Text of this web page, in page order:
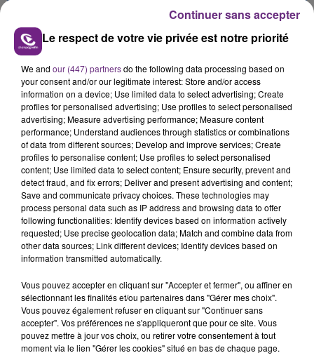
SI TOUT LE MONDE FAIT ÇA, MOI L'ANNÉE
PROCHAINE JE VENDANGE EN...
La vendange en Champagne a débuté ce jeudi 6
août dans la commune de Montgueux (Aube). Du
jamais vu !
L'INSPECTION DU TRAVAIL RAPPELLE À
L'ORDRE SUR LES CONDITIONS DE...
Alors que les dates de début des vendange 2026
s'est avéré être plus précoce que prévu,
l'inspection du Travail en profite pour rappeler
les conditions de...
TITRES DIFFUSÉS
Le respect de votre vie privée est notre priorité
We and our (447) partnersdo the following data processing based on
your consent and/or our legitimate interest: Store and/or access
information on a device; Use limited data to select advertising; Create
profiles for personalised advertising; Use profiles to select personalised
advertising; Measure advertising performance; Measure content
performance; Understand audiences through statistics or combinations
of data from different sources; Develop and improve services; Create
profiles to personalise content; Use profiles to select personalised
content; Use limited data to select content; Ensure security, prevent and
detect fraud, and fix errors; Deliver and present advertising and content;
Save and communicate privacy choices. These technologies may
process personal data such as IP address and browsing data to offer
following functionalities: Identify devices based on information actively
requested; Use precise geolocation data; Match and combine data from
other data sources; Link different devices; Identify devices based on
information transmitted automatically.
Vous pouvez accepter en cliquant sur "Accepter et fermer", ou affiner en
sélectionnant les finalités et/ou partenaires dans "Gérer mes choix".
Vous pouvez également refuser en cliquant sur "Continuer sans
accepter". Vos préférences ne s'appliqueront que pour ce site. Vous
pouvez mettre à jour vos choix, ou retirer votre consentement à tout
moment via le lien "Gérer les cookies" situé en bas de chaque page.
Continuer sans accepter